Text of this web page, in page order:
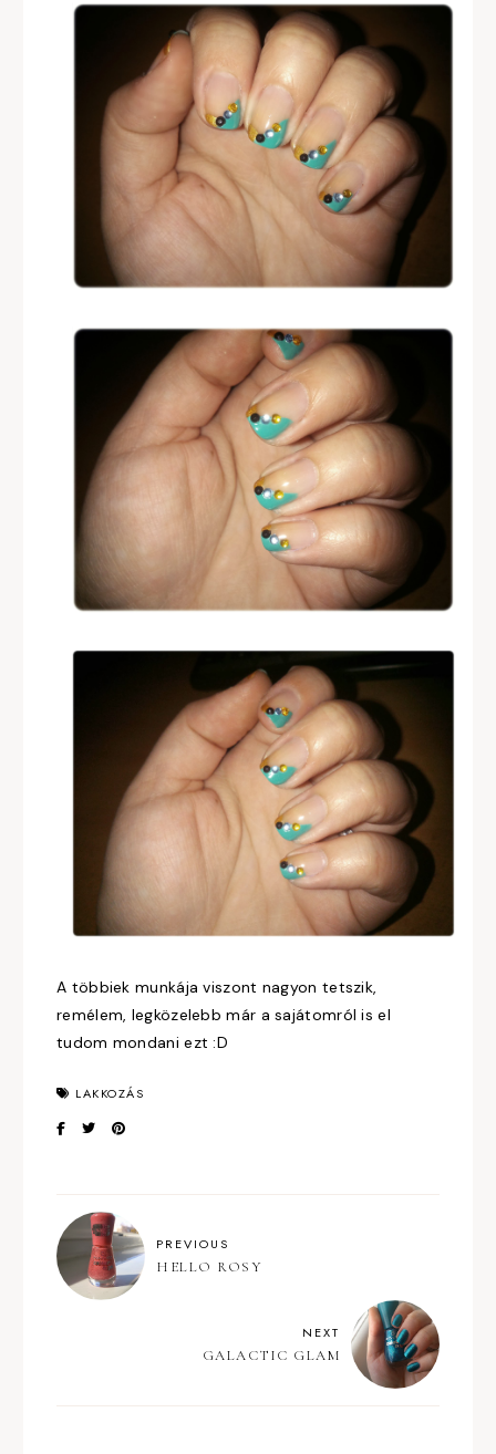
A többiek munkája viszont nagyon tetszik,
remélem, legközelebb már a sajátomról is el
tudom mondani ezt :D
LAKKOZÁS
PREVIOUS
HELLO ROSY
NEXT
GALACTIC GLAM